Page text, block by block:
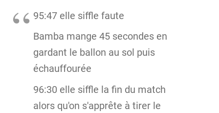
95:47 elle siffle faute
Bamba mange 45 secondes en
gardant le ballon au sol puis
échauffourée
96:30 elle siffle la fin du match
alors qu'on s'apprête à tirer le